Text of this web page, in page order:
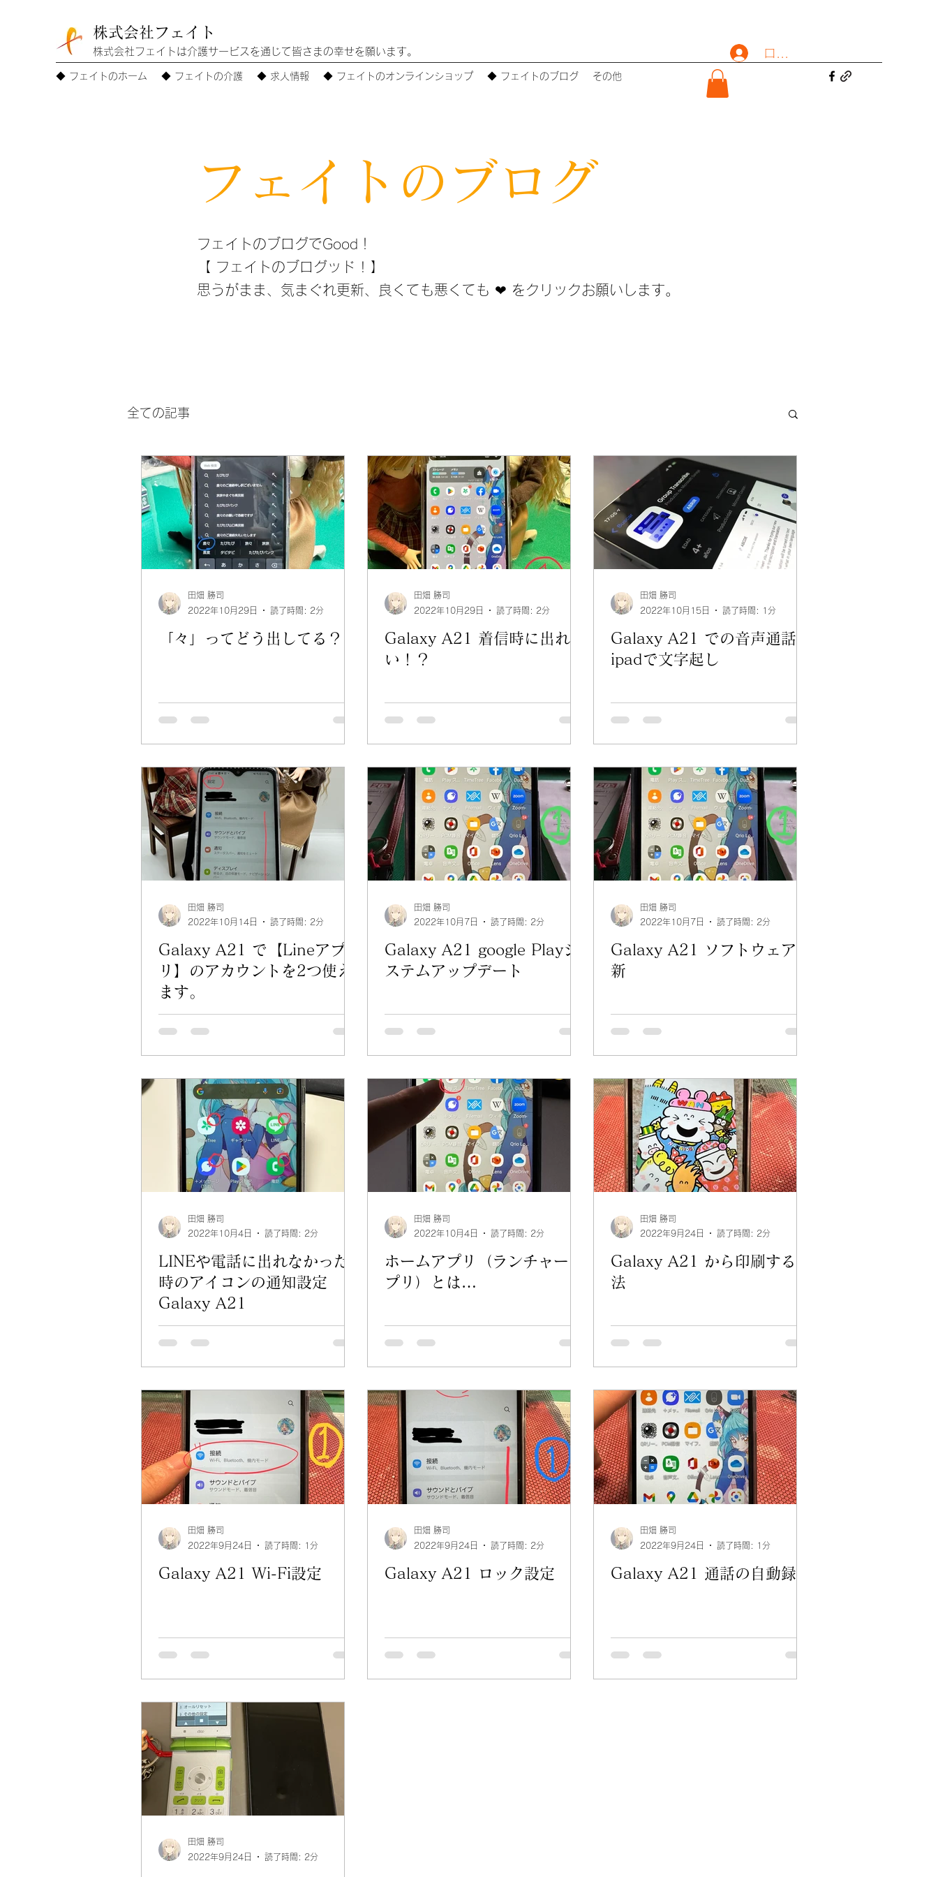
株式会社フェイト
株式会社フェイトは介護サービスを通じて皆さまの幸せを願います。
◆ フェイトのホーム ◆ フェイトの介護 ◆ 求人情報 ◆ フェイトのオンラインショップ ◆ フェイトのブログ その他
ログイン
フェイトのブログ
フェイトのブログでGood！
【 フェイトのブログッド ! 】
思うがまま、気まぐれ更新、​良くても悪くても ❤ をクリックお願いします。​
全ての記事
「々」ってどう出してる？
田畑 勝司
2022年10月29日
読了時間: 2分
Galaxy A21 着信時に出れな
い！？
田畑 勝司
2022年10月29日
読了時間: 2分
Galaxy A21 での音声通話を
ipadで文字起し
田畑 勝司
2022年10月15日
読了時間: 1分
Galaxy A21 で【Lineアプ
リ】のアカウントを2つ使え
ます。
田畑 勝司
2022年10月14日
読了時間: 2分
Galaxy A21 google Playシ
ステムアップデート
田畑 勝司
2022年10月7日
読了時間: 2分
Galaxy A21 ソフトウェア更
新
田畑 勝司
2022年10月7日
読了時間: 2分
LINEや電話に出れなかった
時のアイコンの通知設定
Galaxy A21
田畑 勝司
2022年10月4日
読了時間: 2分
ホームアプリ（ランチャーア
プリ）とは…
田畑 勝司
2022年10月4日
読了時間: 2分
Galaxy A21 から印刷する方
法
田畑 勝司
2022年9月24日
読了時間: 2分
Galaxy A21 Wi-Fi設定
田畑 勝司
2022年9月24日
読了時間: 1分
Galaxy A21 ロック設定
田畑 勝司
2022年9月24日
読了時間: 2分
Galaxy A21 通話の自動録音
田畑 勝司
2022年9月24日
読了時間: 1分
田畑 勝司
2022年9月24日
読了時間: 2分